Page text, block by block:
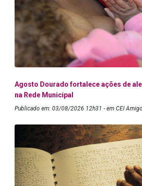
Agosto Dourado fortalece ações de
na Rede Municipal
Publicado em: 03/08/2026 12h31 - em CEI